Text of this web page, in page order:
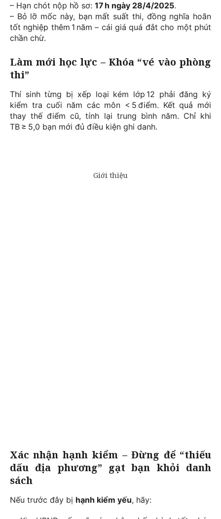
– Hạn chót nộp hồ sơ: 17 h ngày 28/4/2025.
– Bỏ lỡ mốc này, bạn mất suất thi, đồng nghĩa hoãn
tốt nghiệp thêm 1 năm – cái giá quá đắt cho một phút
chần chừ.
Làm mới học lực – Khóa “vé vào phòng
thi”
Thí sinh từng bị xếp loại kém lớp 12 phải đăng ký
kiểm tra cuối năm các môn < 5 điểm. Kết quả mới
thay thế điểm cũ, tính lại trung bình năm. Chỉ khi
TB ≥ 5,0 bạn mới đủ điều kiện ghi danh.
Xác nhận hạnh kiểm – Đừng để “thiếu
dấu địa phương” gạt bạn khỏi danh
sách
Nếu trước đây bị hạnh kiểm yếu, hãy: